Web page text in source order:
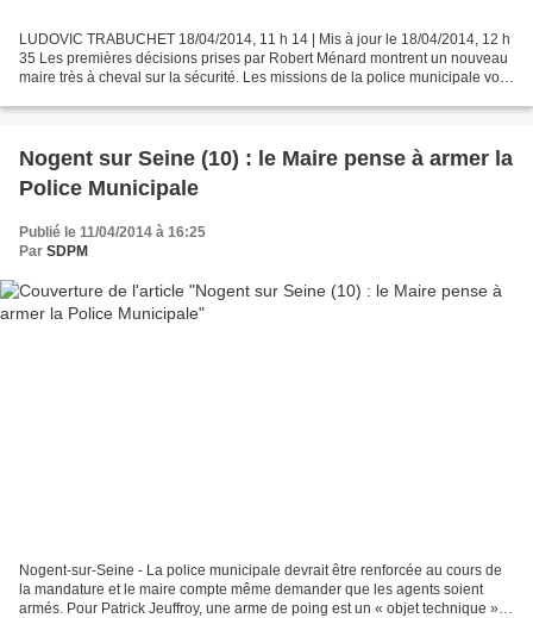
LUDOVIC TRABUCHET 18/04/2014, 11 h 14 | Mis à jour le 18/04/2014, 12 h
35 Les premières décisions prises par Robert Ménard montrent un nouveau
maire très à cheval sur la sécurité. Les missions de la police municipale vont
Nogent sur Seine (10) : le Maire pense à armer la
Police Municipale
Publié le 11/04/2014 à 16:25
Par SDPM
Nogent-sur-Seine - La police municipale devrait être renforcée au cours de
la mandature et le maire compte même demander que les agents soient
armés. Pour Patrick Jeuffroy, une arme de poing est un « objet technique » :